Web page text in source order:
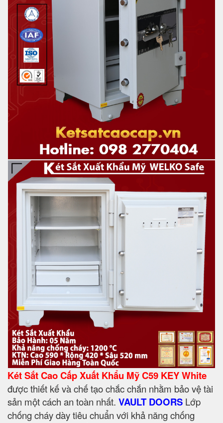
Két Sắt Cao Cấp Xuất Khẩu Mỹ C59 KEY White
được thiết kế và chế tạo chắc chắn nhằm bảo vệ tài
sản một cách an toàn nhất. VAULT DOORS Lớp
chống cháy dày tiêu chuẩn với khả năng chống